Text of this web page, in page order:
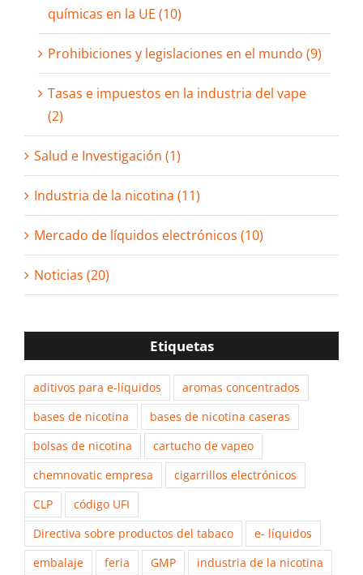
químicas en la UE (10)
Prohibiciones y legislaciones en el mundo (9)
Tasas e impuestos en la industria del vape
(2)
Salud e Investigación (1)
Industria de la nicotina (11)
Mercado de líquidos electrónicos (10)
Noticias (20)
Etiquetas
aditivos para e-líquidos
aromas concentrados
bases de nicotina
bases de nicotina caseras
bolsas de nicotina
cartucho de vapeo
chemnovatic empresa
cigarrillos electrónicos
CLP
código UFI
Directiva sobre productos del tabaco
e- líquidos
embalaje
feria GMP
industria de la nicotina